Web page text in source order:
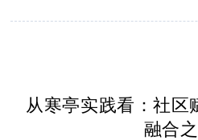
从寒亭实践看：社区
融合